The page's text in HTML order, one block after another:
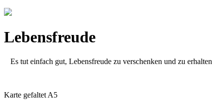
Lebensfreude
Es tut einfach gut, Lebensfreude zu verschenken und zu erhalten
Karte gefaltet A5